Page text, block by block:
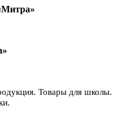
Товары для школы.